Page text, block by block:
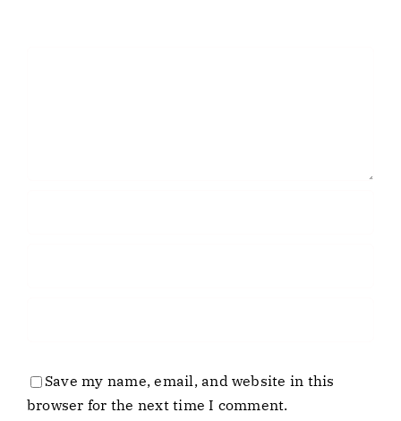
Save my name, email, and website in this
browser for the next time I comment.